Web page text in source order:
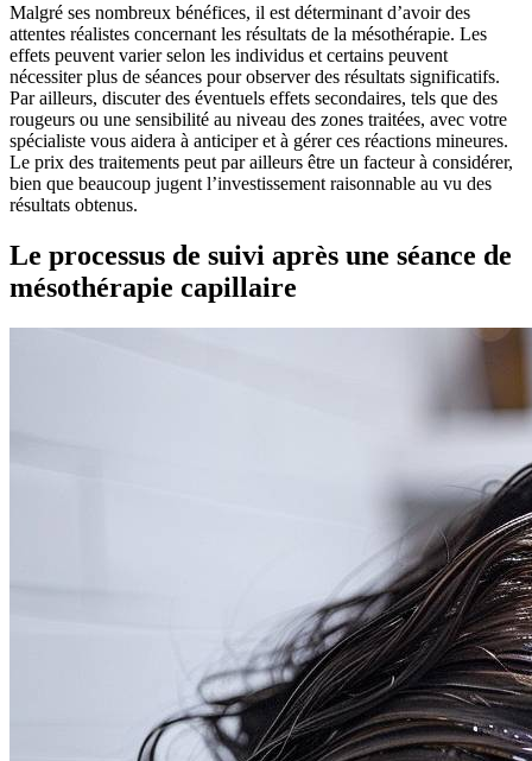
Malgré ses nombreux bénéfices, il est déterminant d’avoir des
attentes réalistes concernant les résultats de la mésothérapie. Les
effets peuvent varier selon les individus et certains peuvent
nécessiter plus de séances pour observer des résultats significatifs.
Par ailleurs, discuter des éventuels effets secondaires, tels que des
rougeurs ou une sensibilité au niveau des zones traitées, avec votre
spécialiste vous aidera à anticiper et à gérer ces réactions mineures.
Le prix des traitements peut par ailleurs être un facteur à considérer,
bien que beaucoup jugent l’investissement raisonnable au vu des
résultats obtenus.
Le processus de suivi après une séance de
mésothérapie capillaire